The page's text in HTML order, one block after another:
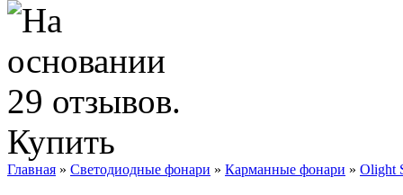
Купить
Главная » Светодиодные фонари » Карманные фонари » Olight